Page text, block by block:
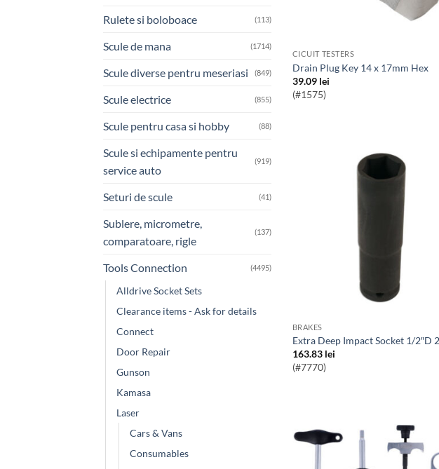
Rulete si boloboace (113)
Scule de mana (1714)
Scule diverse pentru meseriasi (849)
Scule electrice (855)
Scule pentru casa si hobby (88)
Scule si echipamente pentru
service auto
(919)
Seturi de scule (41)
Sublere, micrometre,
comparatoare, rigle
(137)
Tools Connection (4495)
Alldrive Socket Sets
Clearance items - Ask for details
Connect
Door Repair
Gunson
Kamasa
Laser
Cars & Vans
Consumables
CICUIT TESTERS
Drain Plug Key 14 x 17mm Hex
39.09 lei
(#1575)
BRAKES
Extra Deep Impact Socket 1/2″D
163.83 lei
(#7770)